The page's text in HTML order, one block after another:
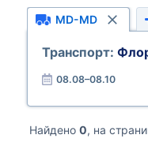
MD-MD
Транспорт:
08.08–08.10
Найдено 0, на